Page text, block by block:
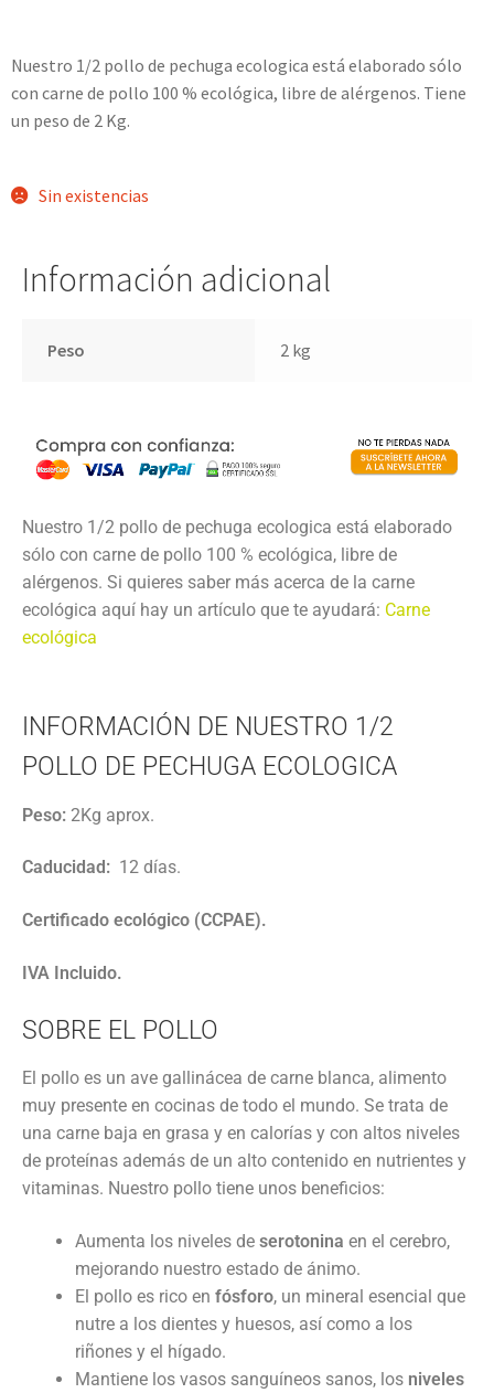
Nuestro 1/2 pollo de pechuga ecologica está elaborado sólo
con carne de pollo 100 % ecológica, libre de alérgenos. Tiene
un peso de 2 Kg.
Sin existencias
Información adicional
Peso 2 kg
Nuestro 1/2 pollo de pechuga ecologica está elaborado
sólo con carne de pollo 100 % ecológica, libre de
alérgenos. Si quieres saber más acerca de la carne
ecológica aquí hay un artículo que te ayudará: Carne
ecológica
INFORMACIÓN DE NUESTRO 1/2
POLLO DE PECHUGA ECOLOGICA
Peso: 2Kg aprox.
Caducidad: 12 días.
Certificado ecológico (CCPAE).
IVA Incluido.
SOBRE EL POLLO
El pollo es un ave gallinácea de carne blanca, alimento
muy presente en cocinas de todo el mundo. Se trata de
una carne baja en grasa y en calorías y con altos niveles
de proteínas además de un alto contenido en nutrientes y
vitaminas. Nuestro pollo tiene unos beneficios:
Aumenta los niveles de serotonina en el cerebro,
mejorando nuestro estado de ánimo.
El pollo es rico en fósforo, un mineral esencial que
nutre a los dientes y huesos, así como a los
riñones y el hígado.
Mantiene los vasos sanguíneos sanos, los niveles